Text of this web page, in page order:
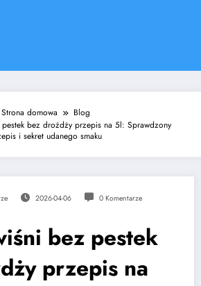
Strona domowa
Blog
bez drożdży przepis na 5l: Sprawdzony
i sekret udanego smaku
2026-04-06 0 Komentarze
bez pestek
przepis na